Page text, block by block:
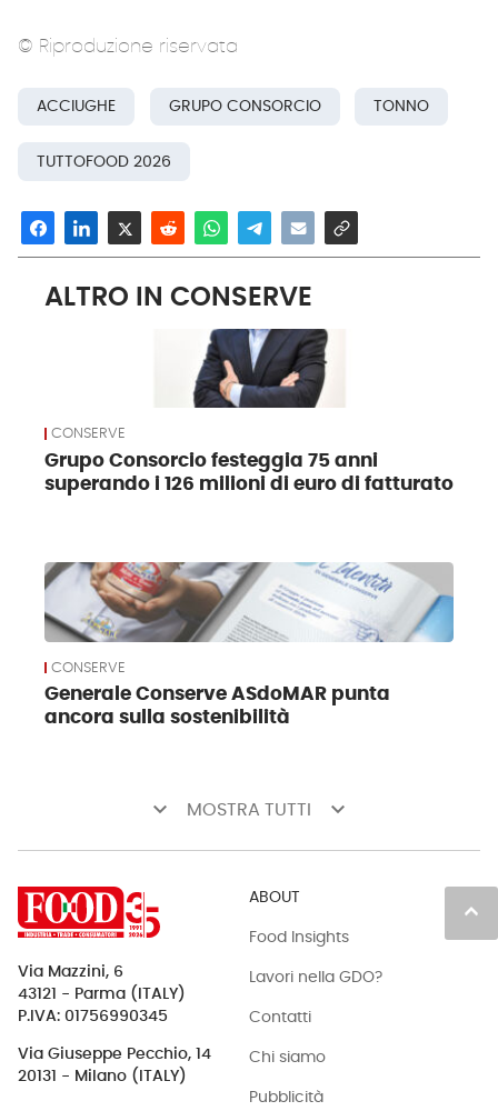
© Riproduzione riservata
ACCIUGHE GRUPO CONSORCIO TONNO
TUTTOFOOD 2026
ALTRO IN CONSERVE
CONSERVE
Grupo Consorcio festeggia 75 anni
superando i 126 milioni di euro di fatturato
CONSERVE
Generale Conserve ASdoMAR punta
ancora sulla sostenibilità
keyboard_arrow_down MOSTRA TUTTI keyboard_arrow_down
keyboard_arrow_up
Via Mazzini, 6
43121 - Parma (ITALY)
P.IVA: 01756990345
Via Giuseppe Pecchio, 14
20131 - Milano (ITALY)
ABOUT
Food Insights
Lavori nella GDO?
Contatti
Chi siamo
Pubblicità